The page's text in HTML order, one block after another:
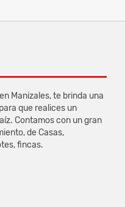
Manizales, te brinda una
que realices un
Contamos con un gran
de Casas,
fincas.